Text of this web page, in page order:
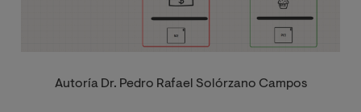
Autoría Dr. Pedro Rafael Solórzano Campos